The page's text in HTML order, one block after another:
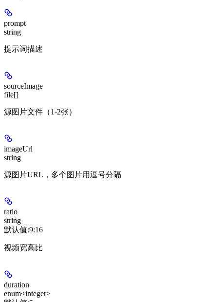
prompt
string
提示词描述
sourceImage
file[]
源图片文件（1-2张）
imageUrl
string
源图片URL，多个图片用逗号分隔
ratio
string
默认值:9:16
视频宽高比
duration
enum<integer>